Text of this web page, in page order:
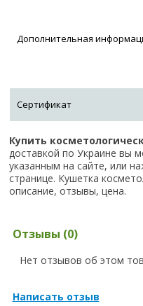
Дополнительная
Сертификат
Купить
доставкой по Украине вы
указанным на сайте, или
странице. Кушетка
описание, отзывы, цена.
Отзывы (0)
Нет отзывов об этом
Написать отзыв